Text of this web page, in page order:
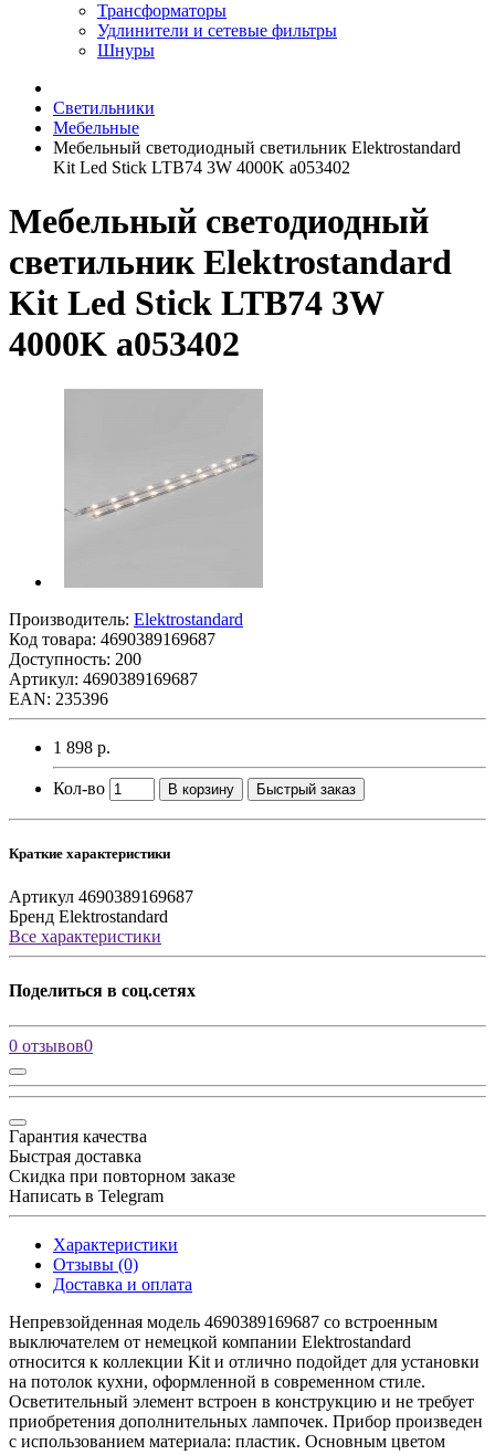
Трансформаторы
Удлинители и сетевые фильтры
Шнуры
Светильники
Мебельные
Мебельный светодиодный светильник Elektrostandard
Kit Led Stick LTB74 3W 4000K a053402
Мебельный светодиодный
светильник Elektrostandard
Kit Led Stick LTB74 3W
4000K a053402
Производитель: Elektrostandard
Код товара: 4690389169687
Доступность: 200
Артикул: 4690389169687
EAN: 235396
1 898 р.
Кол-во В корзину Быстрый заказ
Краткие характеристики
Артикул 4690389169687
Бренд Elektrostandard
Все характеристики
Поделиться в соц.сетях
0 отзывов0
Гарантия качества
Быстрая доставка
Скидка при повторном заказе
Написать в Telegram
Характеристики
Отзывы (0)
Доставка и оплата
Непревзойденная модель 4690389169687 со встроенным
выключателем от немецкой компании Elektrostandard
относится к коллекции Kit и отлично подойдет для установки
на потолок кухни, оформленной в современном стиле.
Осветительный элемент встроен в конструкцию и не требует
приобретения дополнительных лампочек. Прибор произведен
с использованием материала: пластик. Основным цветом